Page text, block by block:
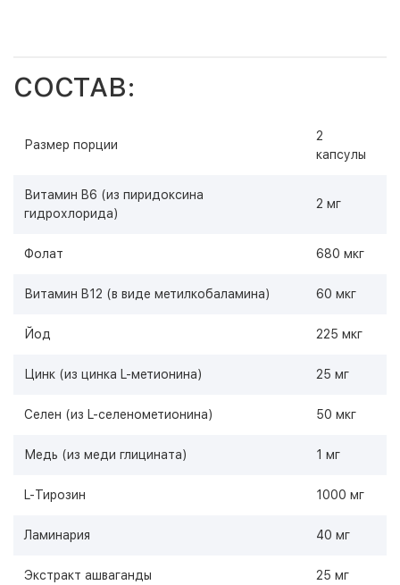
СОСТАВ:
Размер порции
2
капсулы
Витамин B6 (из пиридоксина
гидрохлорида)
2 мг
Фолат 680 мкг
Витамин B12 (в виде метилкобаламина) 60 мкг
Йод 225 мкг
Цинк (из цинка L-метионина) 25 мг
Селен (из L-селенометионина) 50 мкг
Медь (из меди глицината) 1 мг
L-Тирозин 1000 мг
Ламинария 40 мг
Экстракт ашваганды 25 мг